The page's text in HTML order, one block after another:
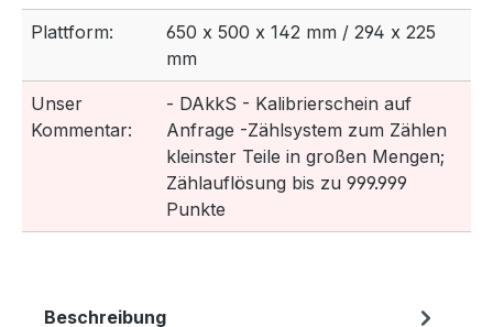
Plattform:
650 x 500 x 142 mm / 294 x 225
mm
Unser
Kommentar:
- DAkkS - Kalibrierschein auf
Anfrage -Zählsystem zum Zählen
kleinster Teile in großen Mengen;
Zählauflösung bis zu 999.999
Punkte
Beschreibung